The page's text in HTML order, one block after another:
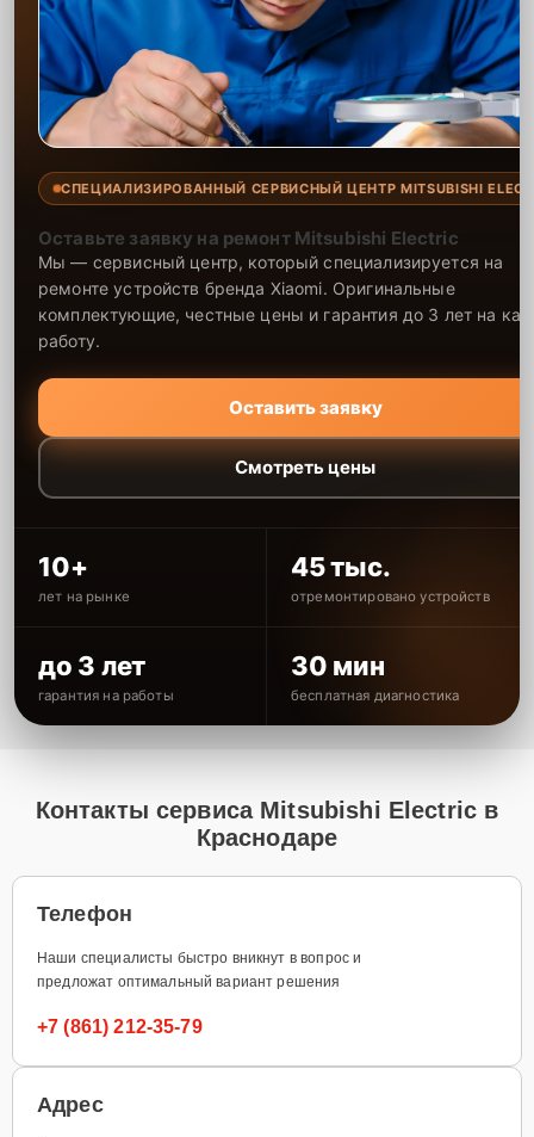
СПЕЦИАЛИЗИРОВАННЫЙ СЕРВИСНЫЙ ЦЕНТР MITSUBISHI
Оставьте заявку на ремонт Mitsubishi Electric
Мы — сервисный центр, который специализируется на
ремонте устройств бренда Xiaomi. Оригинальные
комплектующие, честные цены и гарантия до 3 лет на
работу.
Оставить заявку
Смотреть цены
10+
лет на рынке
45 тыс.
отремонтировано устройств
до 3 лет
гарантия на работы
30 мин
бесплатная диагностика
Контакты сервиса Mitsubishi Electric в
Краснодаре
Телефон
Наши специалисты быстро вникнут в вопрос и
предложат оптимальный вариант решения
+7 (861) 212-35-79
Адрес